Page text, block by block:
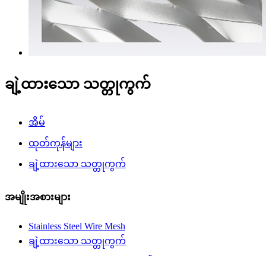
ချဲ့ထားသော သတ္တုကွက်
အိမ်
ထုတ်ကုန်များ
ချဲ့ထားသော သတ္တုကွက်
အမျိုးအစားများ
Stainless Steel Wire Mesh
ချဲ့ထားသော သတ္တုကွက်